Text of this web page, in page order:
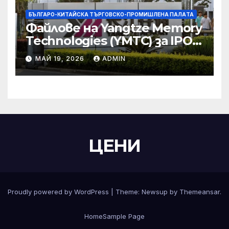
БЪЛГАРО-КИТАЙСКА ТЪРГОВСКО-ПРОМИШЛЕНА ПАЛAТА
Файлове на Yangtze Memory
Technologies (YMTC) за IPO
на STAR Market
МАЙ 19, 2026 ADMIN
ЦЕНИ
Proudly powered by WordPress Theme: Newsup by Themeansar.
HomeSample Page